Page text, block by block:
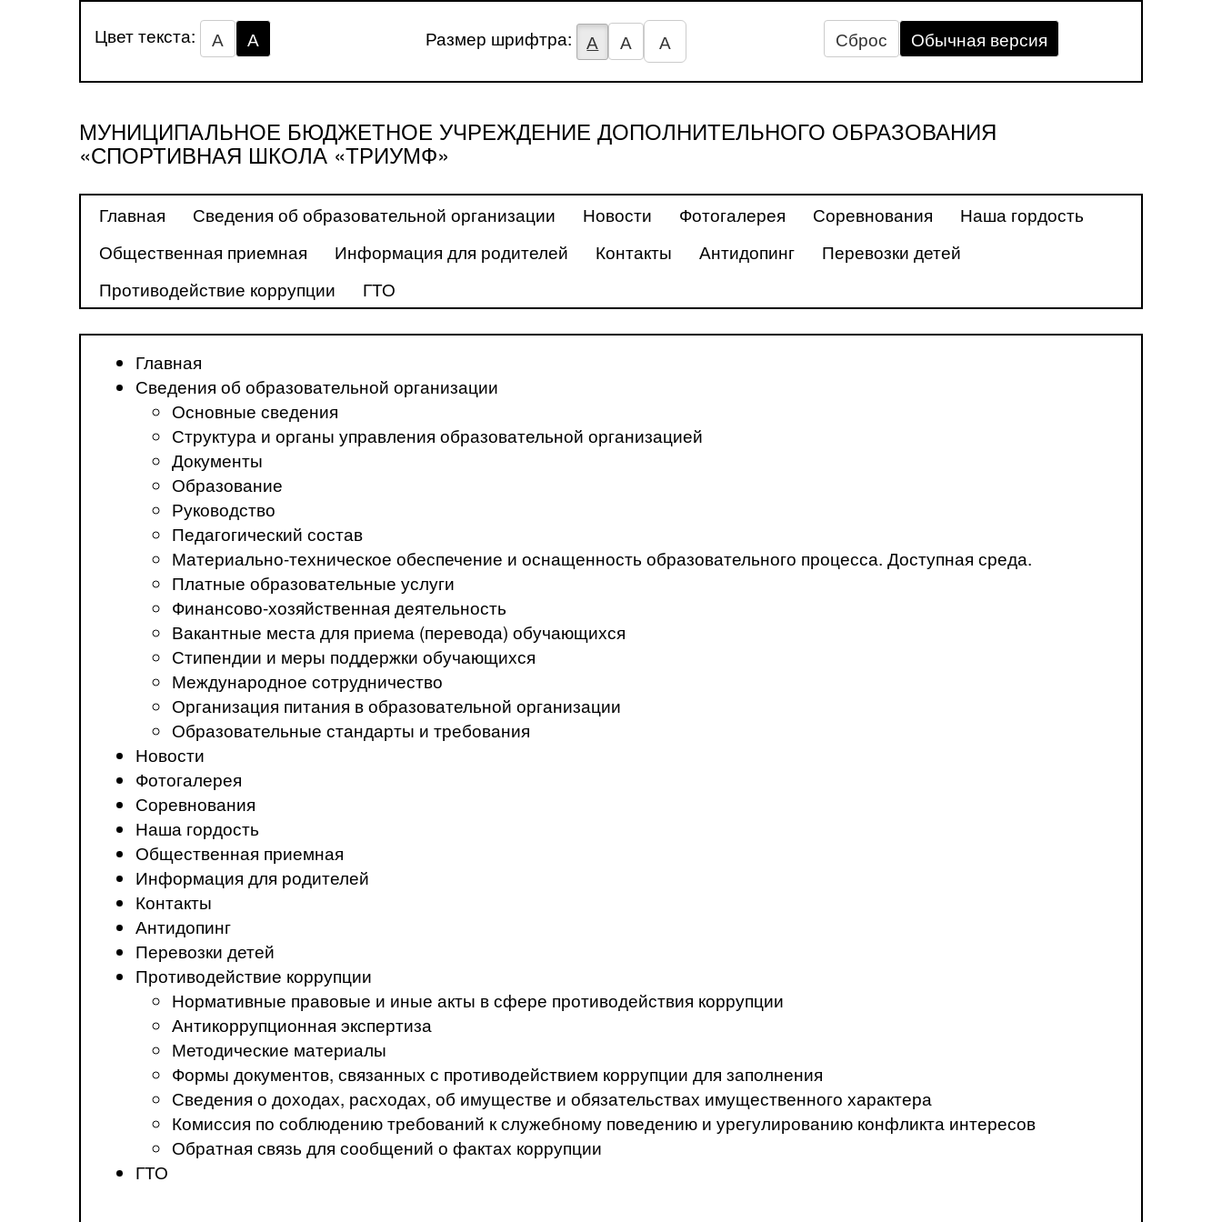
Цвет текста: А А Размер шрифтра: А А А Сброс Обычная версия
МУНИЦИПАЛЬНОЕ БЮДЖЕТНОЕ УЧРЕЖДЕНИЕ ДОПОЛНИТЕЛЬНОГО ОБРАЗОВАНИЯ
«СПОРТИВНАЯ ШКОЛА «ТРИУМФ»
Главная Сведения об образовательной организации Новости Фотогалерея Соревнования
Наша гордость
Общественная приемная
Информация для родителей Контакты Антидопинг
Перевозки детей
Противодействие коррупции
ГТО
Главная
Сведения об образовательной организации
Основные сведения
Структура и органы управления образовательной организацией
Документы
Образование
Руководство
Педагогический состав
Материально-техническое обеспечение и оснащенность образовательного процесса. Доступная среда.
Платные образовательные услуги
Финансово-хозяйственная деятельность
Вакантные места для приема (перевода) обучающихся
Стипендии и меры поддержки обучающихся
Международное сотрудничество
Организация питания в образовательной организации
Образовательные стандарты и требования
Новости
Фотогалерея
Соревнования
Наша гордость
Общественная приемная
Информация для родителей
Контакты
Антидопинг
Перевозки детей
Противодействие коррупции
Нормативные правовые и иные акты в сфере противодействия коррупции
Антикоррупционная экспертиза
Методические материалы
Формы документов, связанных с противодействием коррупции для заполнения
Сведения о доходах, расходах, об имуществе и обязательствах имущественного характера
Комиссия по соблюдению требований к служебному поведению и урегулированию конфликта интересов
Обратная связь для сообщений о фактах коррупции
ГТО